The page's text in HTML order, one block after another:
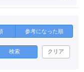
参考になった順
検索 クリア